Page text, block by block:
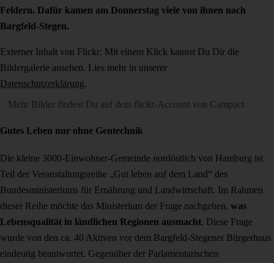
Feldern. Dafür kamen am Donnerstag viele von ihnen nach
Bargfeld-Stegen.
Externer Inhalt von Flickr: Mit einem Klick kannst Du Dir die
Bildergalerie ansehen. Lies mehr in unserer
Datenschutzerklärung.
Mehr Bilder findest Du auf dem flickr-Account von Campact.
Gutes Leben nur ohne Gentechnik
Die kleine 3000-Einwohner-Gemeinde nordöstlich von Hamburg ist
Teil der Veranstaltungsreihe „Gut leben auf dem Land“ des
Bundesministeriums für Ernährung und Landwirtschaft. Im Rahmen
dieser Reihe möchte das Ministerium der Frage nachgehen, was
Lebensqualität in ländlichen Regionen ausmacht. Diese Frage
wurde von den ca. 40 Aktiven vor dem Bargfeld-Stegener Bürgerhaus
eindeutig beantwortet. Gegenüber der Parlamentarischen